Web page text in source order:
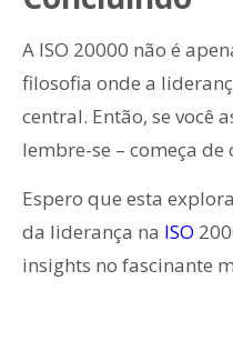
A ISO 20000 não é
filosofia onde a
central. Então, se você
lembre-se – começa de
Espero que esta
da liderança na ISO
insights no fascinante